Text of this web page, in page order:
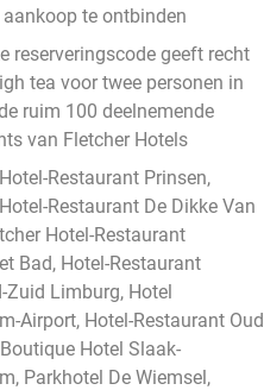
aankoop te ontbinden
reserveringscode geeft recht
tea voor twee personen in
ruim 100 deelnemende
van Fletcher Hotels
Restaurant Prinsen,
Restaurant De Dikke Van
Hotel-Restaurant
Bad, Hotel-Restaurant
Zuid Limburg, Hotel
Airport, Hotel-Restaurant Oud
Hotel Slaak-
Parkhotel De Wiemsel,